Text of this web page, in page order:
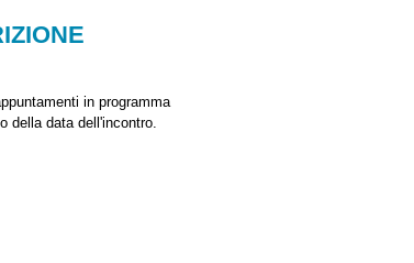
in programma
della data dell'incontro.